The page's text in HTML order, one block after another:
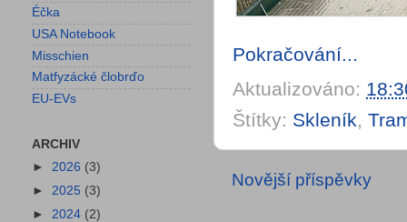
Pokračování...
Aktualizováno:
Štítky: Skleník,
Novější příspěvky
Éčka
USA Notebook
Misschien
Matfyzácké člobrďo
EU-EVs
ARCHIV
► 2026 (3)
► 2025 (3)
► 2024 (2)